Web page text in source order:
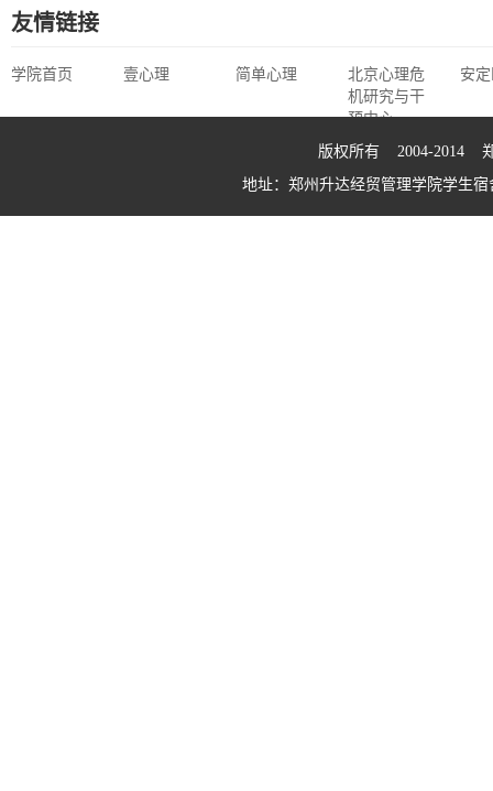
友情链接
学院首页 壹心理 简单心理
北京心理危
机研究与干
预中心
安
版权所有 2004-2014
地址：郑州升达经贸管理学院学生